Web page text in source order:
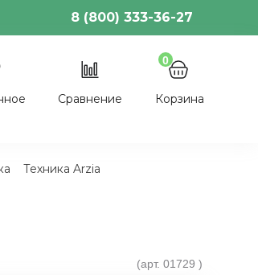
8 (800) 333-36-27
Сравнение
0
Корзина
Техника Arzia
(арт. 01729 )